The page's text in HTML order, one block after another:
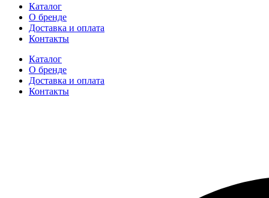
Каталог
О бренде
Доставка и оплата
Контакты
Каталог
О бренде
Доставка и оплата
Контакты